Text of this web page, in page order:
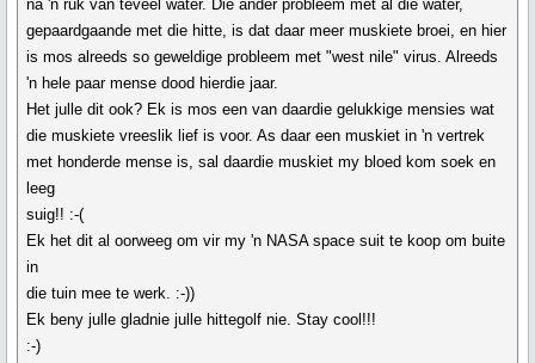
na 'n ruk van teveel water. Die ander probleem met al die water,
gepaardgaande met die hitte, is dat daar meer muskiete broei, en hier
is mos alreeds so geweldige probleem met "west nile" virus. Alreeds
'n hele paar mense dood hierdie jaar.
Het julle dit ook? Ek is mos een van daardie gelukkige mensies wat
die muskiete vreeslik lief is voor. As daar een muskiet in 'n vertrek
met honderde mense is, sal daardie muskiet my bloed kom soek en
leeg
suig!! :-(
Ek het dit al oorweeg om vir my 'n NASA space suit te koop om buite
in
die tuin mee te werk. :-))
Ek beny julle gladnie julle hittegolf nie. Stay cool!!!
:-)